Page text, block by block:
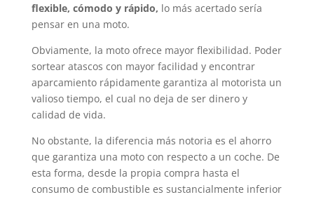
flexible, cómodo y rápido, lo más acertado sería
pensar en una moto.
Obviamente, la moto ofrece mayor flexibilidad. Poder
sortear atascos con mayor facilidad y encontrar
aparcamiento rápidamente garantiza al motorista un
valioso tiempo, el cual no deja de ser dinero y
calidad de vida.
No obstante, la diferencia más notoria es el ahorro
que garantiza una moto con respecto a un coche. De
esta forma, desde la propia compra hasta el
consumo de combustible es sustancialmente inferior